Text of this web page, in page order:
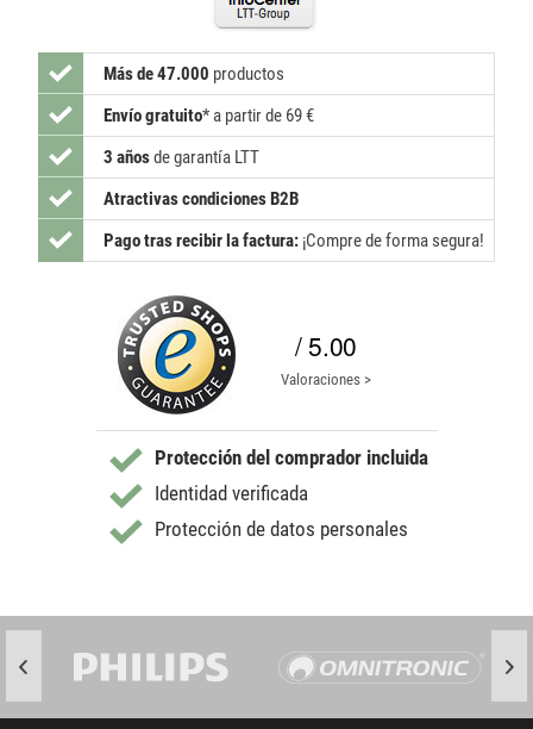
Más de 47.000 productos
Envío gratuito* a partir de 69 €
3 añosde garantía LTT
Atractivas condiciones B2B
Pago tras recibir la factura: ¡Compre de forma segura!
/ 5.00
Valoraciones >
Protección del comprador incluida
Identidad verificada
Protección de datos personales